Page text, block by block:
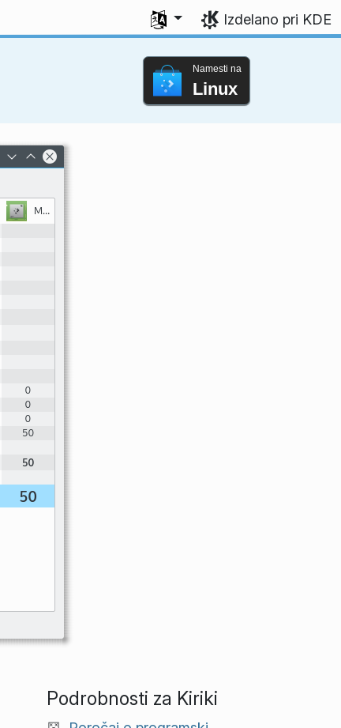
Izberite svoj jezik
Izdelano pri KDE
Namesti na
Linux
Podrobnosti za Kiriki